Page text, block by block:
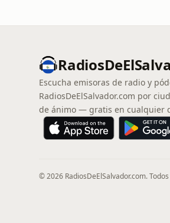
Escucha emisoras de radio y
RadiosDeElSalvador.com por
de ánimo — gratis en cualquier
© 2026 RadiosDeElSalvador.com.